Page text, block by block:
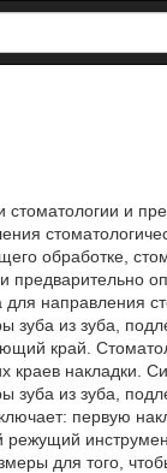
стоматологии и
обработке,
направления
зуба из зуба,
край.
накладки.
зуба из зуба,
первую
для того,